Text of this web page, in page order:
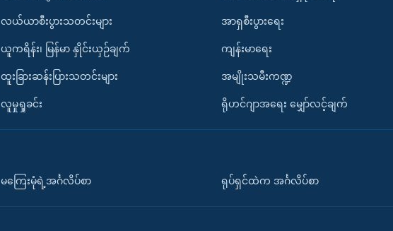
လယ်ယာစီးပွားသတင်းများ
ယူကရိန်း၊ မြန်မာ နှိုင်းယှဉ်ချက်
ထူးခြားဆန်းပြားသတင်းများ
လူမှုရှုခင်း
အာရှစီးပွားရေး
ကျန်းမာရေး
အမျိုးသမီးကဏ္ဍ
ရိုဟင်ဂျာအရေး မျှော်လင့်ချက်
မကြေးမုံရဲ့အင်္ဂလိပ်စာ ရုပ်ရှင်ထဲက အင်္ဂလိပ်စာ